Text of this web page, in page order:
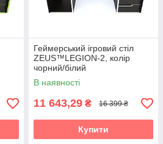
Геймерський ігровий стіл
ZEUS™LEGION-2, колір
чорний/білий
В наявності
11 643,29 ₴ 16 399 ₴
Купити